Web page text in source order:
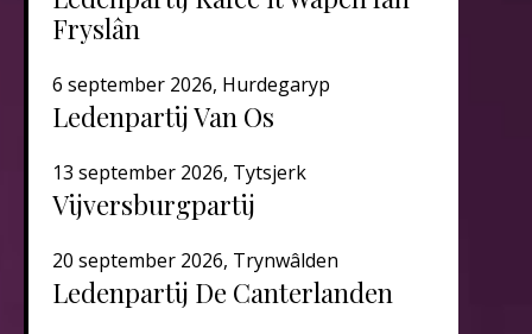
Fryslân
6 september 2026, Hurdegaryp
Ledenpartij Van Os
13 september 2026, Tytsjerk
Vijversburgpartij
20 september 2026, Trynwâlden
Ledenpartij De Canterlanden​​​